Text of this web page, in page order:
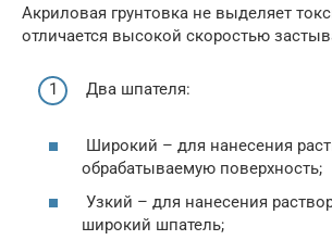
Акриловая грунтовка не выделяет
отличается высокой скоростью
Два шпателя:
Широкий – для нанесения
обрабатываемую поверхность;
Узкий – для нанесения
широкий шпатель;